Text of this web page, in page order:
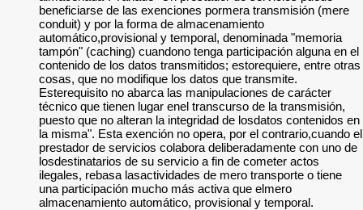
beneficiarse de las exenciones pormera transmisión (mere
conduit) y por la forma de almacenamiento
automático,provisional y temporal, denominada "memoria
tampón" (caching) cuandono tenga participación alguna en el
contenido de los datos transmitidos; estorequiere, entre otras
cosas, que no modifique los datos que transmite.
Esterequisito no abarca las manipulaciones de carácter
técnico que tienen lugar enel transcurso de la transmisión,
puesto que no alteran la integridad de losdatos contenidos en
la misma". Esta exención no opera, por el contrario,cuando el
prestador de servicios colabora deliberadamente con uno de
losdestinatarios de su servicio a fin de cometer actos
ilegales, rebasa lasactividades de mero transporte o tiene
una participación mucho más activa que elmero
almacenamiento automático, provisional y temporal.